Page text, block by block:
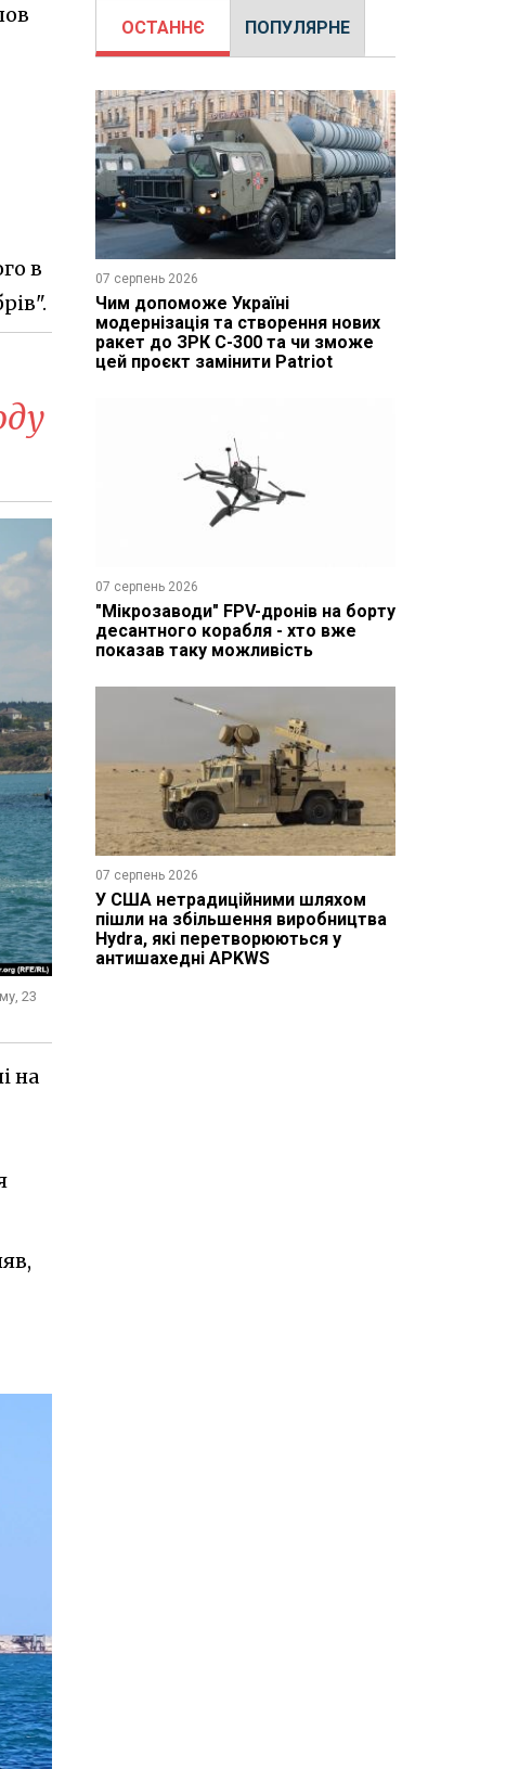
в
23
на
ОСТАННЄ ПОПУЛЯРНЕ
07 серпень 2026
Чим допоможе Україні
модернізація та створення нових
ракет до ЗРК С-300 та чи зможе
цей проєкт замінити Patriot
07 серпень 2026
"Мікрозаводи" FPV-дронів на борту
десантного корабля - хто вже
показав таку можливість
07 серпень 2026
У США нетрадиційними шляхом
пішли на збільшення виробництва
Hydra, які перетворюються у
антишахедні APKWS